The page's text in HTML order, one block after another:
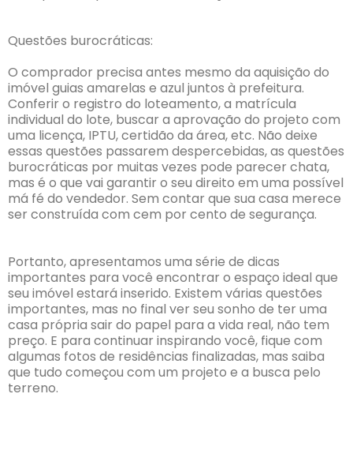
Questões burocráticas:
O comprador precisa antes mesmo da aquisição do
imóvel guias amarelas e azul juntos à prefeitura.
Conferir o registro do loteamento, a matrícula
individual do lote, buscar a aprovação do projeto com
uma licença, IPTU, certidão da área, etc. Não deixe
essas questões passarem despercebidas, as questões
burocráticas por muitas vezes pode parecer chata,
mas é o que vai garantir o seu direito em uma possível
má fé do vendedor. Sem contar que sua casa merece
ser construída com cem por cento de segurança.
Portanto, apresentamos uma série de dicas
importantes para você encontrar o espaço ideal que
seu imóvel estará inserido. Existem várias questões
importantes, mas no final ver seu sonho de ter uma
casa própria sair do papel para a vida real, não tem
preço. E para continuar inspirando você, fique com
algumas fotos de residências finalizadas, mas saiba
que tudo começou com um projeto e a busca pelo
terreno.